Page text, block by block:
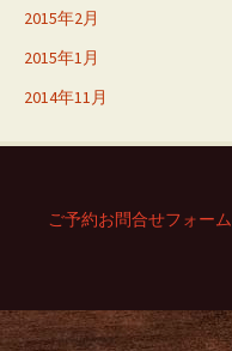
2015年2月
2015年1月
2014年11月
ご予約お問合せフォーム